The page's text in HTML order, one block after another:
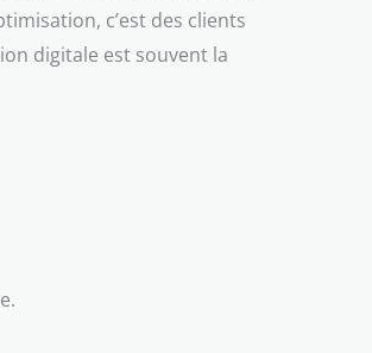
c’est des clients
digitale est souvent la